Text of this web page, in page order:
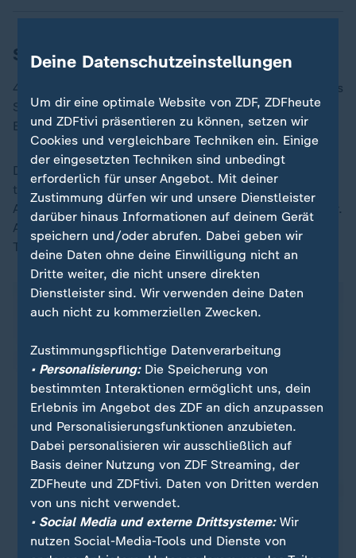
Silvester am Südpol
48 Tage später der erste Erfolg: Am frühen Morgen des
Silvestertages 1989 erreichen die beiden das erste
Etappenziel: den Südpol.
Drei Tage Aufenthalt, aufwärmen, duschen, essen,
trinken. Mit der amerikanischen Besatzung der
Amundsen-Scott-Forschungsstation feiern sie Silvester.
Am 3. Januar 1990 geht es weiter. Über das
Transantarktische Gebirge in Richtung Ross-Meer.
Deine Datenschutzeinstellungen
Um dir eine optimale Website von ZDF, ZDFheute
und ZDFtivi präsentieren zu können, setzen wir
Cookies und vergleichbare Techniken ein. Einige
der eingesetzten Techniken sind unbedingt
erforderlich für unser Angebot. Mit deiner
Zustimmung dürfen wir und unsere Dienstleister
darüber hinaus Informationen auf deinem Gerät
speichern und/oder abrufen. Dabei geben wir
deine Daten ohne deine Einwilligung nicht an
Dritte weiter, die nicht unsere direkten
Dienstleister sind. Wir verwenden deine Daten
auch nicht zu kommerziellen Zwecken.
Zustimmungspflichtige Datenverarbeitung
• Personalisierung:Die Speicherung von
bestimmten Interaktionen ermöglicht uns, dein
Erlebnis im Angebot des ZDF an dich anzupassen
und Personalisierungsfunktionen anzubieten.
Dabei personalisieren wir ausschließlich auf
Basis deiner Nutzung von ZDF Streaming, der
ZDFheute und ZDFtivi. Daten von Dritten werden
von uns nicht verwendet.
• Social Media und externe Drittsysteme:Wir
nutzen Social-Media-Tools und Dienste von